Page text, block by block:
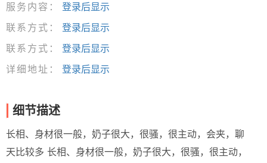
服务内容：
登录后显示
联系方式：
登录后显示
联系方式：
登录后显示
详细地址：
登录后显示
细节描述
长相、身材很一般，奶子很大，很骚，很主动，会夹，聊
天比较多 长相、身材很一般，奶子很大，很骚，很主动，